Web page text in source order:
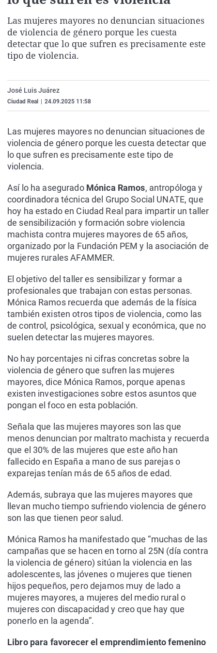
Gente viajera
Como el perro y el
Retornados
Equipo de
Galicia
La Rioja
Televisión
Elecciones
Las mujeres mayores no denuncian situaciones
de violencia de género porque les cuesta
detectar que lo que sufren es precisamente este
tipo de violencia.
José Luis Juárez
Ciudad Real 24.09.2025 11:58
Las mujeres mayores no denuncian situaciones de
violencia de género porque les cuesta detectar que
lo que sufren es precisamente este tipo de
violencia.
Así lo ha asegurado Mónica Ramos, antropóloga y
coordinadora técnica del Grupo Social UNATE, que
hoy ha estado en Ciudad Real para impartir un taller
de sensibilización y formación sobre violencia
machista contra mujeres mayores de 65 años,
organizado por la Fundación PEM y la asociación de
mujeres rurales AFAMMER.
El objetivo del taller es sensibilizar y formar a
profesionales que trabajan con estas personas.
Mónica Ramos recuerda que además de la física
también existen otros tipos de violencia, como las
de control, psicológica, sexual y económica, que no
suelen detectar las mujeres mayores.
No hay porcentajes ni cifras concretas sobre la
violencia de género que sufren las mujeres
mayores, dice Mónica Ramos, porque apenas
existen investigaciones sobre estos asuntos que
pongan el foco en esta población.
Señala que las mujeres mayores son las que
menos denuncian por maltrato machista y recuerda
que el 30% de las mujeres que este año han
fallecido en España a mano de sus parejas o
exparejas tenían más de 65 años de edad.
Además, subraya que las mujeres mayores que
llevan mucho tiempo sufriendo violencia de género
son las que tienen peor salud.
Mónica Ramos ha manifestado que “muchas de las
campañas que se hacen en torno al 25N (día contra
la violencia de género) sitúan la violencia en las
adolescentes, las jóvenes o mujeres que tienen
hijos pequeños, pero dejamos muy de lado a
mujeres mayores, a mujeres del medio rural o
mujeres con discapacidad y creo que hay que
ponerlo en la agenda”.
Libro para favorecer el emprendimiento femenino